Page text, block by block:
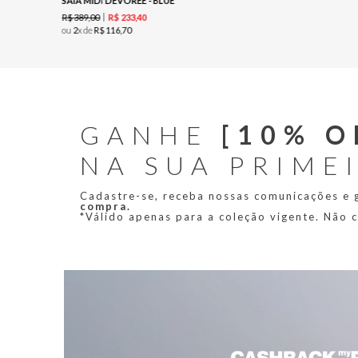
R$389,00 R$ 233,40
ou 2x deR$116,70
GANHE [10%
NA SUA
Cadastre-se, receba nossas comunicações e
compra.
*Válido apenas para a coleção vigente. Não